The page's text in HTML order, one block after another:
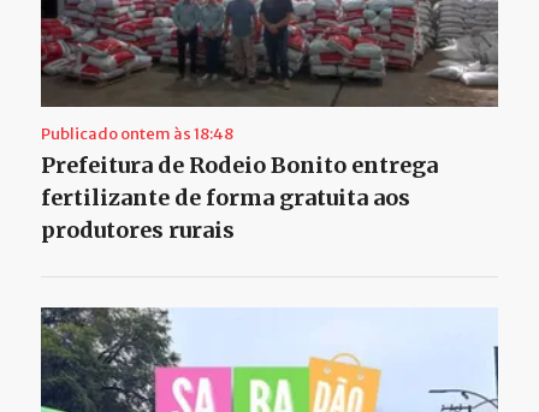
Publicado ontem às 18:48
Prefeitura de Rodeio Bonito entrega
fertilizante de forma gratuita aos
produtores rurais